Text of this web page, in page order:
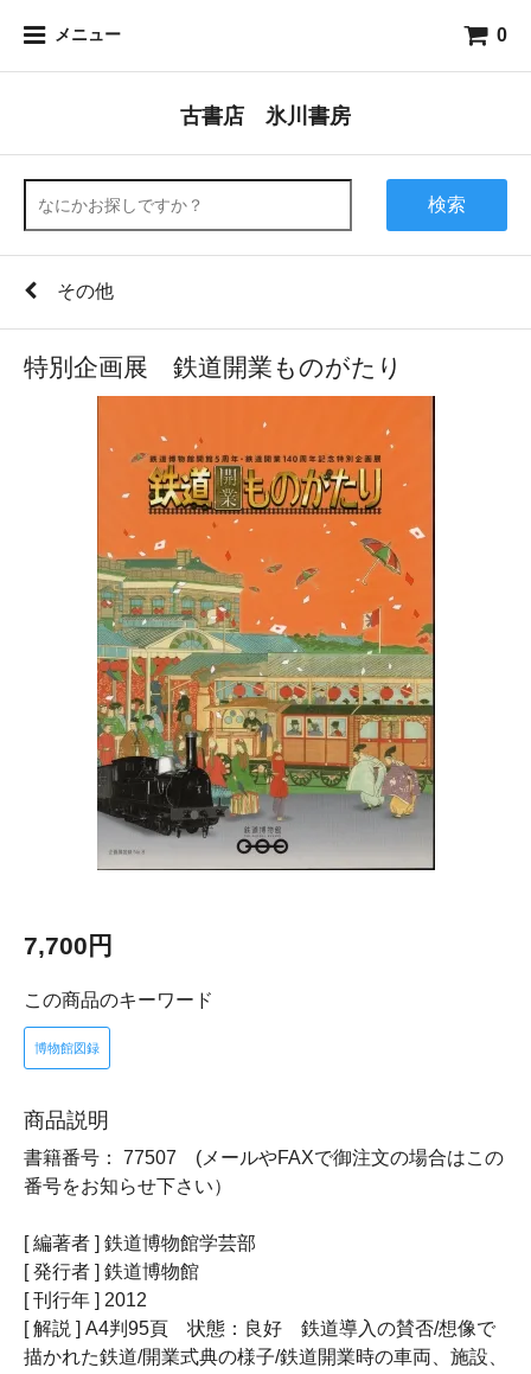
メニュー 0
古書店 氷川書房
検索
その他
特別企画展 鉄道開業ものがたり
7,700円
この商品のキーワード
博物館図録
商品説明
書籍番号： 77507 (メールやFAXで御注文の場合はこの
番号をお知らせ下さい）
[ 編著者 ] 鉄道博物館学芸部
[ 発行者 ] 鉄道博物館
[ 刊行年 ] 2012
[ 解説 ] A4判95頁 状態：良好 鉄道導入の賛否/想像で
描かれた鉄道/開業式典の様子/鉄道開業時の車両、施設、